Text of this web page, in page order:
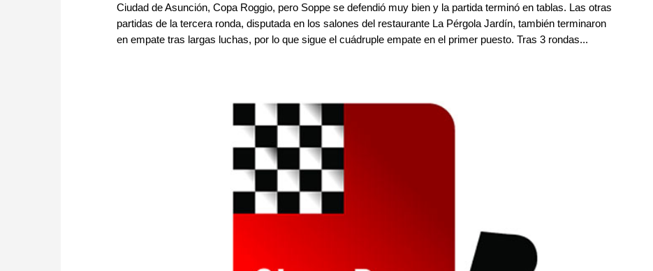
Ciudad de Asunción, Copa Roggio, pero Soppe se defendió muy bien y la partida terminó en tablas. Las otras
partidas de la tercera ronda, disputada en los salones del restaurante La Pérgola Jardín, también terminaron
en empate tras largas luchas, por lo que sigue el cuádruple empate en el primer puesto. Tras 3 rondas...